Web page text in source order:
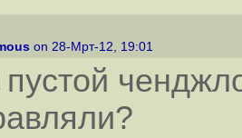
on 28-Мрт-12, 19:01